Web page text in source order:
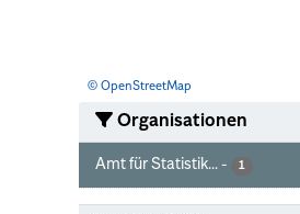
© OpenStreetMap
Organisationen
Amt für Statistik... - 1